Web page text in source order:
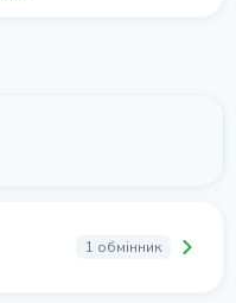
1 обмінник